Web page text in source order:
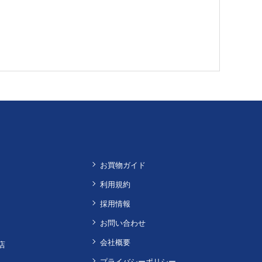
お買物ガイド
利用規約
採用情報
お問い合わせ
会社概要